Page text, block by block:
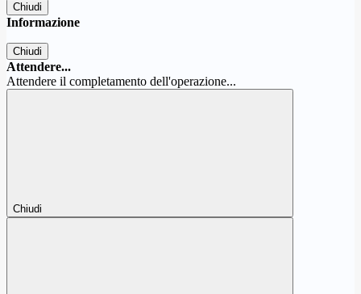
Chiudi
Informazione
Chiudi
Attendere...
Attendere il completamento dell'operazione...
Chiudi